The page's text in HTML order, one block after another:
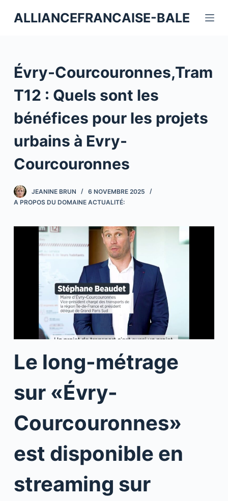
a
e
a
n
u
ALLIANCEFRANCAISE-BALE
Évry-Courcouronnes,Tram
T12 : Quels sont les
bénéfices pour les projets
urbains à Evry-
Courcouronnes
JEANINE BRUN
6 NOVEMBRE 2025
A PROPOS DU DOMAINE ACTUALITÉ:
Le long-métrage
sur «Évry-
Courcouronnes»
est disponible en
streaming sur